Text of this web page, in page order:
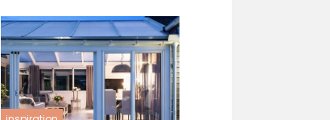
välmående